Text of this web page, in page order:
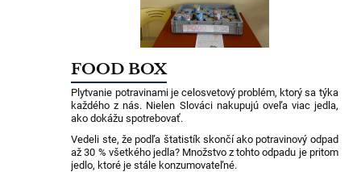
FOOD BOX
Plytvanie potravinami je celosvetový problém, ktorý sa týka
každého z nás. Nielen Slováci nakupujú oveľa viac jedla,
ako dokážu spotrebovať.
Vedeli ste, že podľa štatistík skončí ako potravinový odpad
až 30 % všetkého jedla? Množstvo z tohto odpadu je pritom
jedlo, ktoré je stále konzumovateľné.